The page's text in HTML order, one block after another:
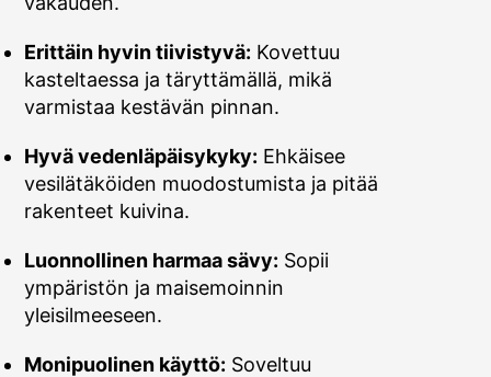
Erittäin hyvin tiivistyvä: Kovettuu
kasteltaessa ja täryttämällä, mikä
varmistaa kestävän pinnan.
Hyvä vedenläpäisykyky: Ehkäisee
vesilätäköiden muodostumista ja pitää
rakenteet kuivina.
Luonnollinen harmaa sävy: Sopii
ympäristön ja maisemoinnin
yleisilmeeseen.
Monipuolinen käyttö: Soveltuu